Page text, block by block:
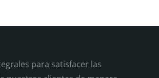
para satisfacer las